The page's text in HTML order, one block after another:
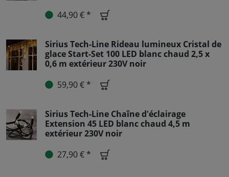
44,90 € *
Sirius Tech-Line Rideau lumineux Cristal de
glace Start-Set 100 LED blanc chaud 2,5 x
0,6 m extérieur 230V noir
59,90 € *
Sirius Tech-Line Chaîne d'éclairage
Extension 45 LED blanc chaud 4,5 m
extérieur 230V noir
27,90 € *